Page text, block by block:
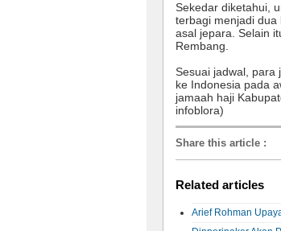
Sekedar diketahui,
terbagi menjadi
asal jepara. Selain
Rembang.
Sesuai jadwal, para
ke Indonesia pada
jamaah haji
infoblora)
Share this article :
Related articles
Arief Rohman